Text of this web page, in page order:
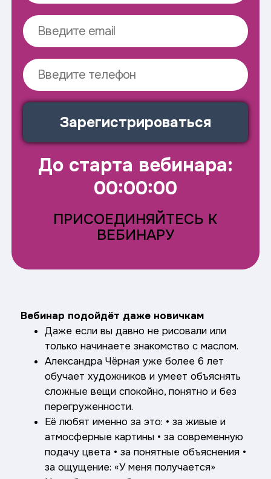
Зарегистрироваться
До старта вебинара:
00:00:00
ПРИСОЕДИНЯЙТЕСЬ К
ВЕБИНАРУ
Вебинар подойдёт даже новичкам
Даже если вы давно не рисовали или
только начинаете знакомство с маслом.
Александра Чёрная уже более 6 лет
обучает художников и умеет объяснять
сложные вещи спокойно, понятно и без
перегруженности.
Её любят именно за это: • за живые и
атмосферные картины • за современную
подачу цвета • за понятные объяснения •
за ощущение: «У меня получается»